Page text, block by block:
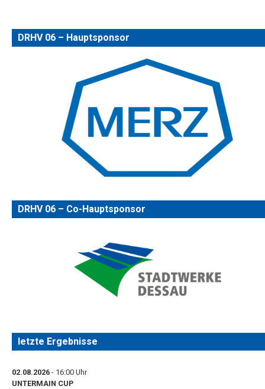
DRHV 06 – Hauptsponsor
DRHV 06 – Co-Hauptsponsor
letzte Ergebnisse
02.08.2026 - 16:00 Uhr
UNTERMAIN CUP